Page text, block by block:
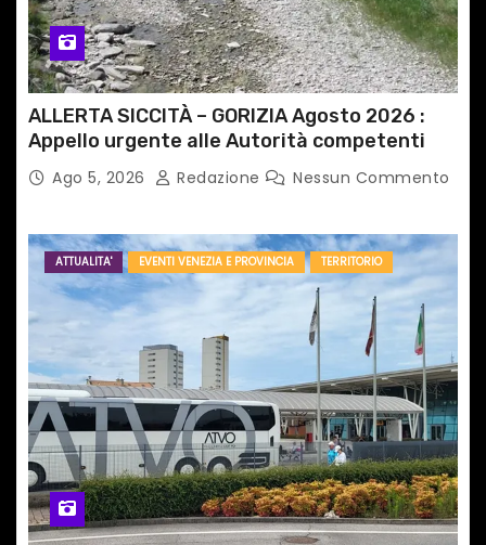
o
l
i
ALLERTA SICCITÀ – GORIZIA Agosto 2026 :
Appello urgente alle Autorità competenti
Ago 5, 2026 Redazione Nessun Commento
ATTUALITA' EVENTI VENEZIA E PROVINCIA TERRITORIO